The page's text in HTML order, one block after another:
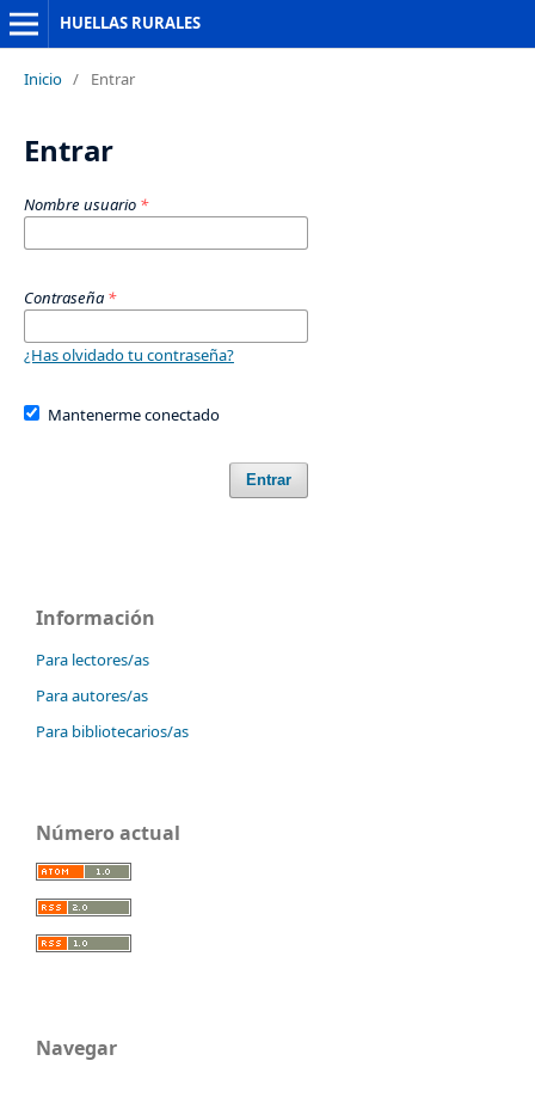
HUELLAS RURALES
Inicio / Entrar
Entrar
Nombre usuario *
Contraseña *
¿Has olvidado tu contraseña?
Mantenerme conectado
Entrar
Información
Para lectores/as
Para autores/as
Para bibliotecarios/as
Número actual
Navegar